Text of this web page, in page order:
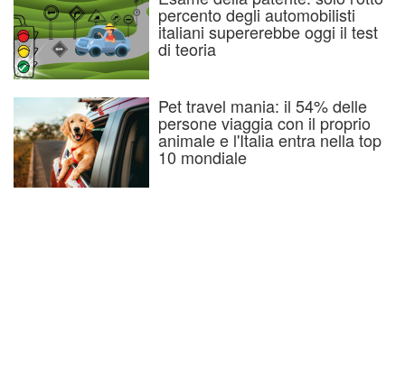
percento degli automobilisti
italiani supererebbe oggi il test
di teoria
Pet travel mania: il 54% delle
persone viaggia con il proprio
animale e l'Italia entra nella top
10 mondiale